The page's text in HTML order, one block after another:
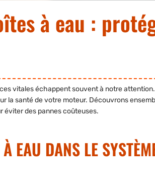
à eau :
vitales échappent souvent à notre attention.
la santé de votre moteur. Découvrons
éviter des pannes coûteuses.
EAU DANS LE